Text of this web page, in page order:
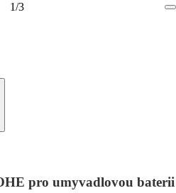
1/3
pro umyvadlovou baterii